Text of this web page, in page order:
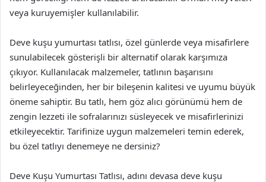
veya kuruyemişler kullanılabilir.
Deve kuşu yumurtası tatlısı, özel günlerde veya misafirlere
sunulabilecek gösterişli bir alternatif olarak karşımıza
çıkıyor. Kullanılacak malzemeler, tatlının başarısını
belirleyeceğinden, her bir bileşenin kalitesi ve uyumu büyük
öneme sahiptir. Bu tatlı, hem göz alıcı görünümü hem de
zengin lezzeti ile sofralarınızı süsleyecek ve misafirlerinizi
etkileyecektir. Tarifinize uygun malzemeleri temin ederek,
bu özel tatlıyı denemeye ne dersiniz?
Deve Kuşu Yumurtası Tatlısı, adını devasa deve kuşu